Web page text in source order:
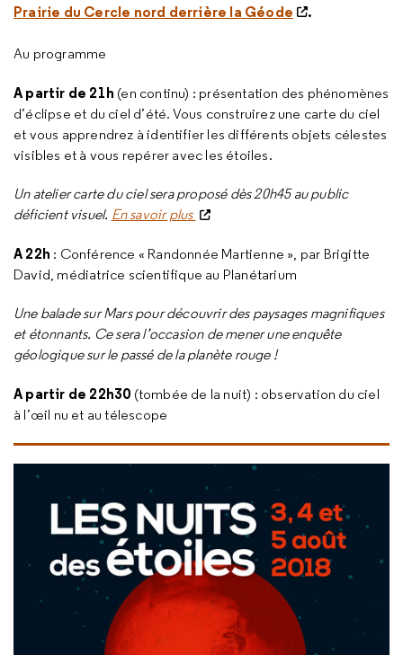
Prairie du Cercle nord derrière la Géode
.
Au programme
A partir de 21h (en continu) : présentation des phénomènes
d’éclipse et du ciel d’été. Vous construirez une carte du ciel
et vous apprendrez à identifier les différents objets célestes
visibles et à vous repérer avec les étoiles.
Un atelier carte du ciel sera proposé dès 20h45 au public
déficient visuel. En savoir plus
A 22h : Conférence « Randonnée Martienne », par Brigitte
David, médiatrice scientifique au Planétarium
Une balade sur Mars pour découvrir des paysages magnifiques
et étonnants. Ce sera l’occasion de mener une enquête
géologique sur le passé de la planète rouge !
A partir de 22h30 (tombée de la nuit) : observation du ciel
à l’œil nu et au télescope